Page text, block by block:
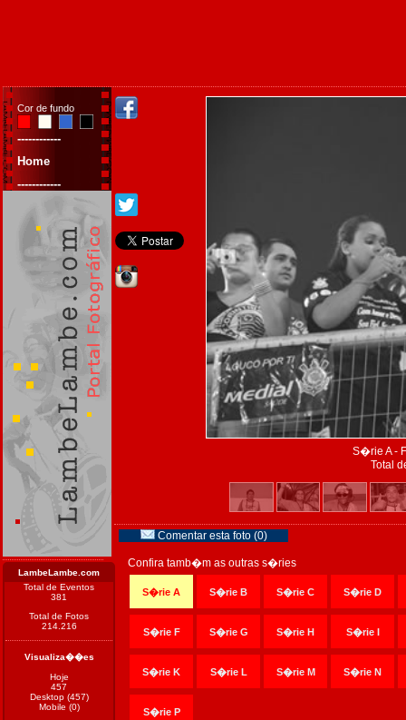
Cor de fundo
------------
Home
------------
LambeLambe.com
Total de Eventos
381
Total de Fotos
214.216
Visualiza��es
Hoje
457
Desktop (457)
Mobile (0)
S�rie A -
Total
Comentar esta foto (0)
Confira tamb�m as outras s�ries
S�rie A S�rie B S�rie C S�rie D
S�rie F S�rie G S�rie H S�rie I
S�rie K S�rie L S�rie M S�rie N
S�rie P